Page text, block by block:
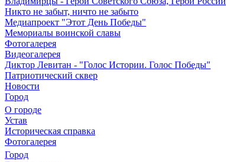
Никто не забыт, ничто не забыто
Медиапроект "Этот День Победы"
Мемориалы воинской славы
Фотогалерея
Видеогалерея
Диктор Левитан - "Голос Истории. Голос Победы"
Патриотический сквер
Новости
Город
О городе
Устав
Историческая справка
Фотогалерея
Город